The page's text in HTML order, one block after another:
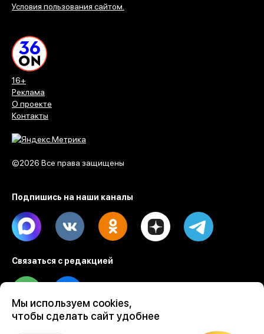
16+
Реклама
О проекте
Контакты
©2026 Все права защищены
Условия пользования сайтом.
Подпишись на наши каналы
Max Dzen
Связаться с редакцией
Tel Email
Разработка веб проектов Evrone
Мы используем cookies,
чтобы сделать сайт удобнее